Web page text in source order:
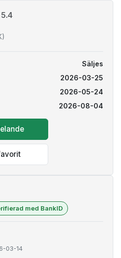
Säljes
2026-03-25
2026-05-24
2026-08-04
med BankID
03-14